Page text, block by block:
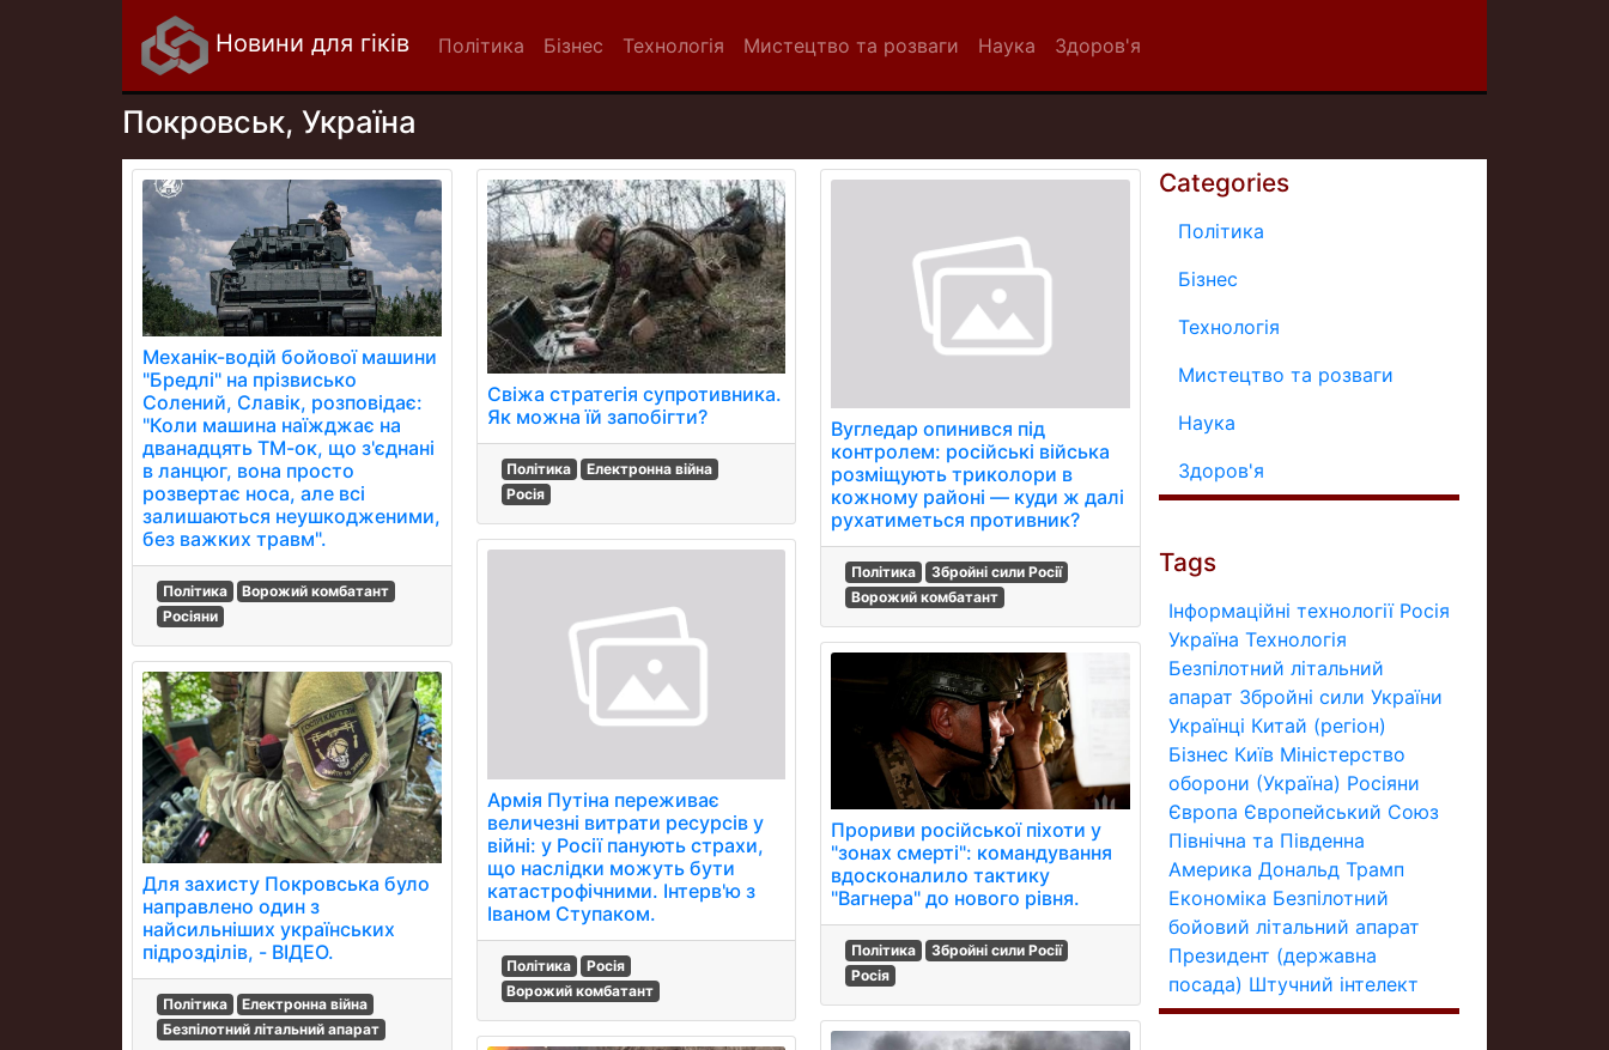
Новини для гіків Політика Бізнес Технологія Мистецтво та розваги Наука Здоров'я
Покровськ, Україна
Механік-водій бойової машини
"Бредлі" на прізвисько
Солений, Славік, розповідає:
"Коли машина наїжджає на
дванадцять ТМ-ок, що з'єднані
в ланцюг, вона просто
розвертає носа, але всі
залишаються неушкодженими,
без важких травм".
Політика
Ворожий комбатант
Росіяни
Для захисту Покровська було
направлено один з
найсильніших українських
підрозділів, - ВІДЕО.
Політика
Електронна війна
Безпілотний літальний апарат
Свіжа стратегія супротивника.
Як можна їй запобігти?
Політика
Електронна війна
Росія
Армія Путіна переживає
величезні витрати ресурсів у
війні: у Росії панують страхи,
що наслідки можуть бути
катастрофічними. Інтерв'ю з
Іваном Ступаком.
Політика
Росія
Ворожий комбатант
Вугледар опинився під
контролем: російські війська
розміщують триколори в
кожному районі — куди ж далі
рухатиметься противник?
Політика
Збройні сили Росії
Ворожий комбатант
Прориви російської піхоти у
"зонах смерті": командування
вдосконалило тактику
"Вагнера" до нового рівня.
Політика
Збройні сили Росії
Росія
Categories
Політика
Бізнес
Технологія
Мистецтво та розваги
Наука
Здоров'я
Tags
Інформаційні технології Росія
Україна Технологія
Безпілотний літальний
апарат Збройні сили України
Українці Китай (регіон)
Бізнес Київ Міністерство
оборони (Україна) Росіяни
Європа Європейський Союз
Північна та Південна
Америка Дональд Трамп
Економіка Безпілотний
бойовий літальний апарат
Президент (державна
посада) Штучний інтелект